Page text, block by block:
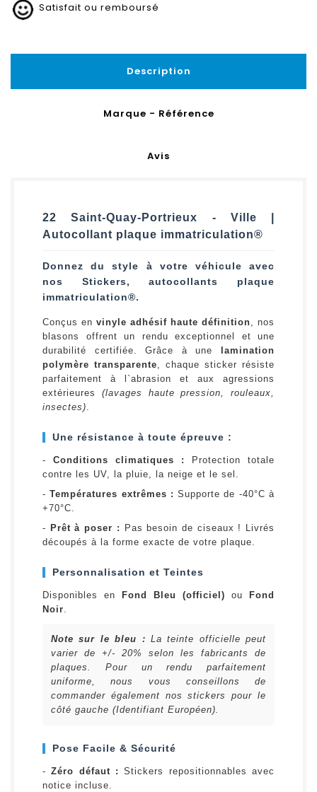
Satisfait ou remboursé
Description
Marque - Référence
Avis
22 Saint-Quay-Portrieux - Ville |
Autocollant plaque immatriculation®
Donnez du style à votre véhicule avec
nos Stickers, autocollants plaque
immatriculation®.
Conçus en vinyle adhésif haute définition, nos
blasons offrent un rendu exceptionnel et une
durabilité certifiée. Grâce à une
lamination
polymère transparente, chaque sticker résiste
parfaitement à l`abrasion et aux agressions
extérieures (lavages haute pression, rouleaux,
insectes).
Une résistance à toute épreuve :
- Conditions climatiques :
Protection totale
contre les UV, la pluie, la neige et le sel.
-Températures extrêmes : Supporte de -40°C à
+70°C.
- Prêt à poser :
Pas besoin de ciseaux ! Livrés
découpés à la forme exacte de votre plaque.
Personnalisation et Teintes
Disponibles en Fond Bleu (officiel) ou
Fond
Noir.
Note sur le bleu : La teinte officielle peut
varier de +/- 20% selon les fabricants de
plaques. Pour un rendu parfaitement
uniforme, nous vous conseillons de
commander également nos stickers pour le
côté gauche (Identifiant Européen).
Pose Facile & Sécurité
-Zéro défaut : Stickers repositionnables avec
notice incluse.